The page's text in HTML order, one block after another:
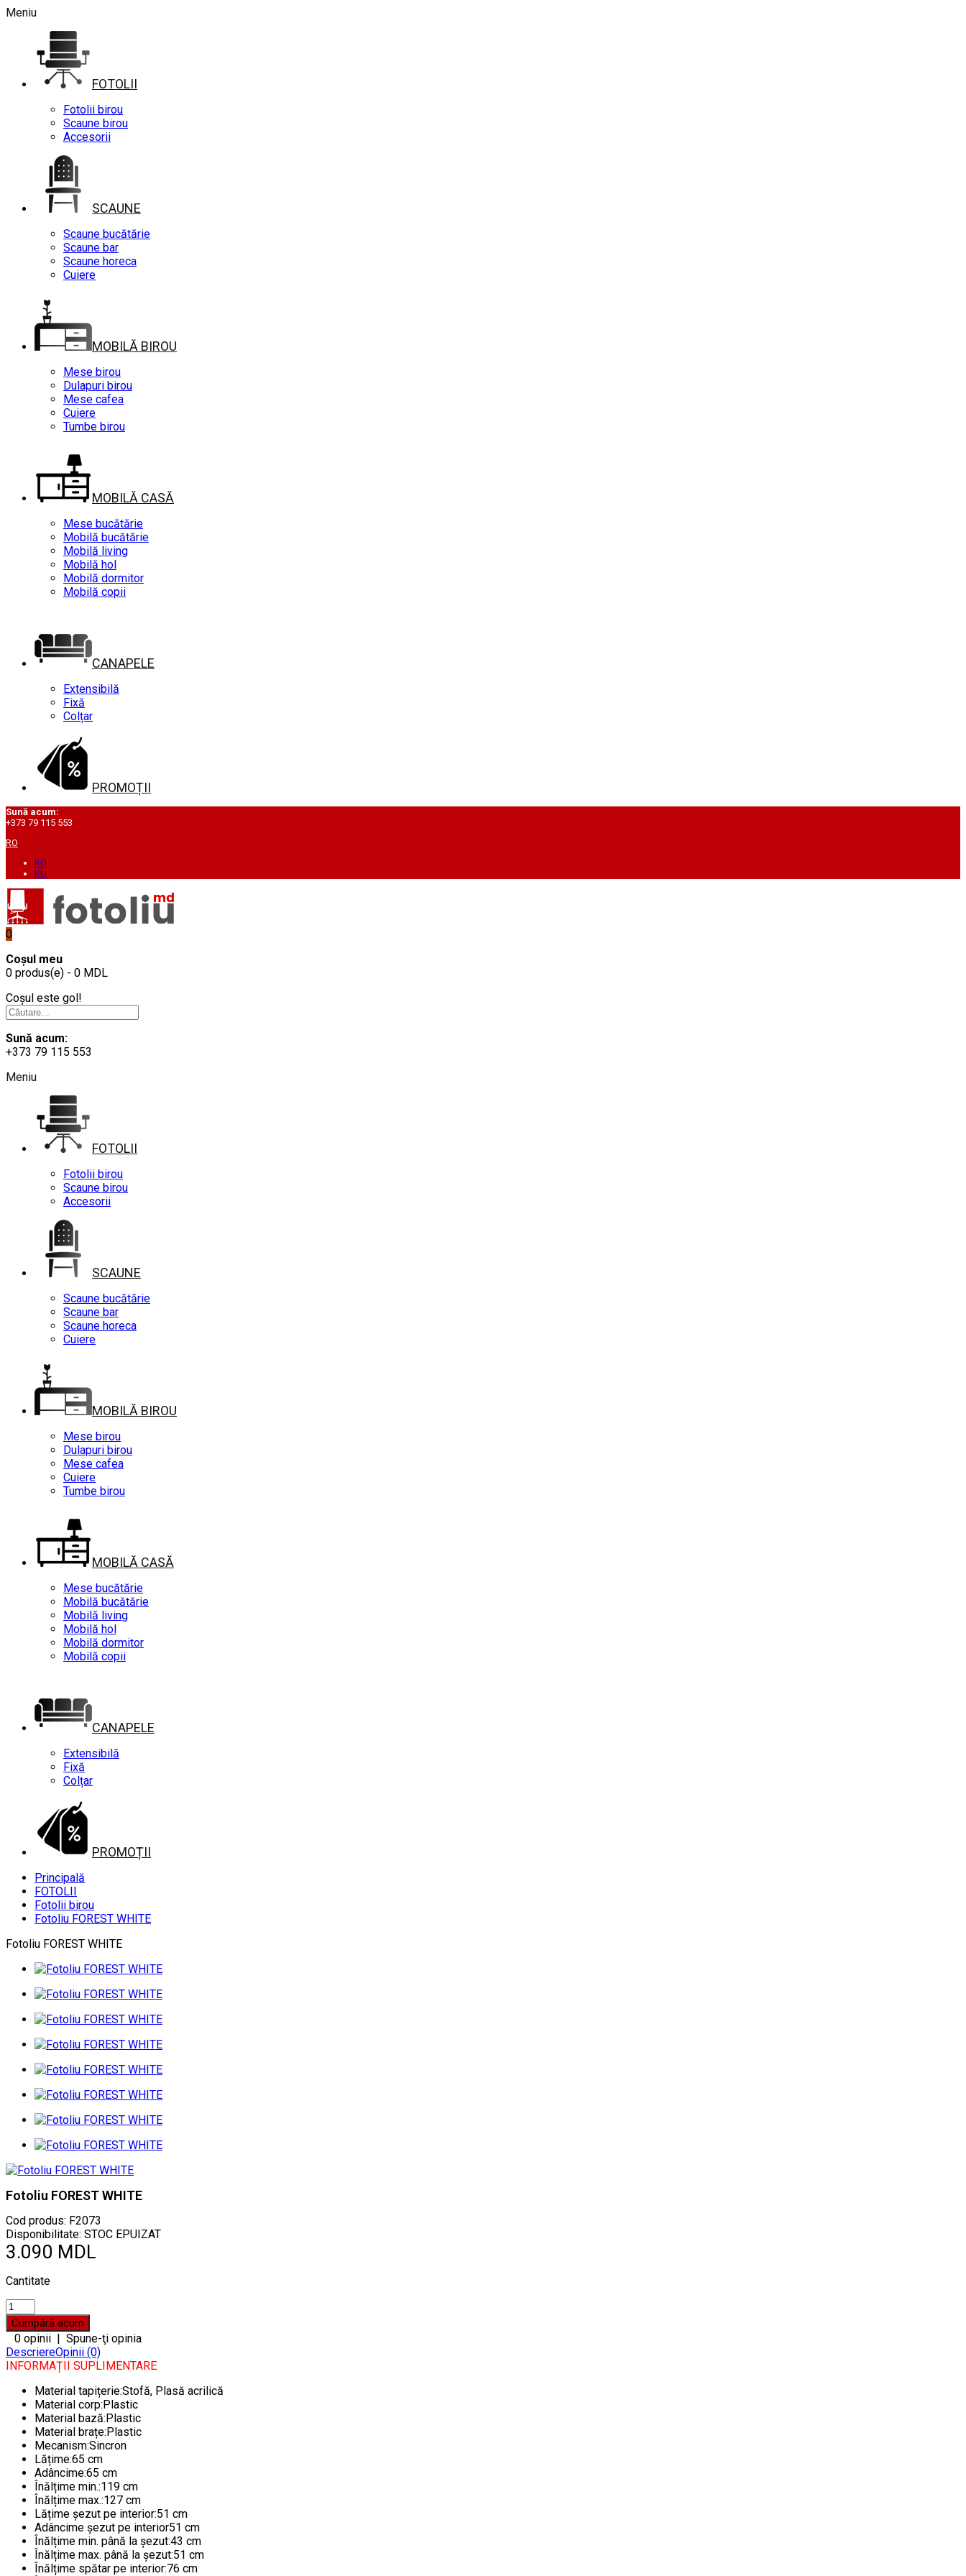
Meniu
FOTOLII
Fotolii birou
Scaune birou
Accesorii
SCAUNE
Scaune bucătărie
Scaune bar
Scaune horeca
Cuiere
MOBILĂ BIROU
Mese birou
Dulapuri birou
Mese cafea
Cuiere
Tumbe birou
MOBILĂ CASĂ
Mese bucătărie
Mobilă bucătărie
Mobilă living
Mobilă hol
Mobilă dormitor
Mobilă copii
CANAPELE
Extensibilă
Fixă
Colțar
PROMOȚII
Sună acum:
+373 79 115 553
RO
RO
RU
0
Coșul meu
0 produs(e) - 0 MDL
Coșul este gol!
Sună acum:
+373 79 115 553
Meniu
FOTOLII
Fotolii birou
Scaune birou
Accesorii
SCAUNE
Scaune bucătărie
Scaune bar
Scaune horeca
Cuiere
MOBILĂ BIROU
Mese birou
Dulapuri birou
Mese cafea
Cuiere
Tumbe birou
MOBILĂ CASĂ
Mese bucătărie
Mobilă bucătărie
Mobilă living
Mobilă hol
Mobilă dormitor
Mobilă copii
CANAPELE
Extensibilă
Fixă
Colțar
PROMOȚII
Principală
FOTOLII
Fotolii birou
Fotoliu FOREST WHITE
Fotoliu FOREST WHITE
Fotoliu FOREST WHITE
Cod produs: F2073
Disponibilitate: STOC EPUIZAT
3.090 MDL
Cantitate
0 opinii | Spune-ţi opinia
DescriereOpinii (0)
INFORMAȚII SUPLIMENTARE
Material tapițerie:Stofă, Plasă acrilică
Material corp:Plastic
Material bază:Plastic
Material brațe:Plastic
Mecanism:Sincron
Lățime:65 cm
Adâncime:65 cm
Înălțime min.:119 cm
Înălțime max.:127 cm
Lățime șezut pe interior:51 cm
Adâncime șezut pe interior51 cm
Înălțime min. până la șezut:43 cm
Înălțime max. până la șezut:51 cm
Înălțime spătar pe interior:76 cm